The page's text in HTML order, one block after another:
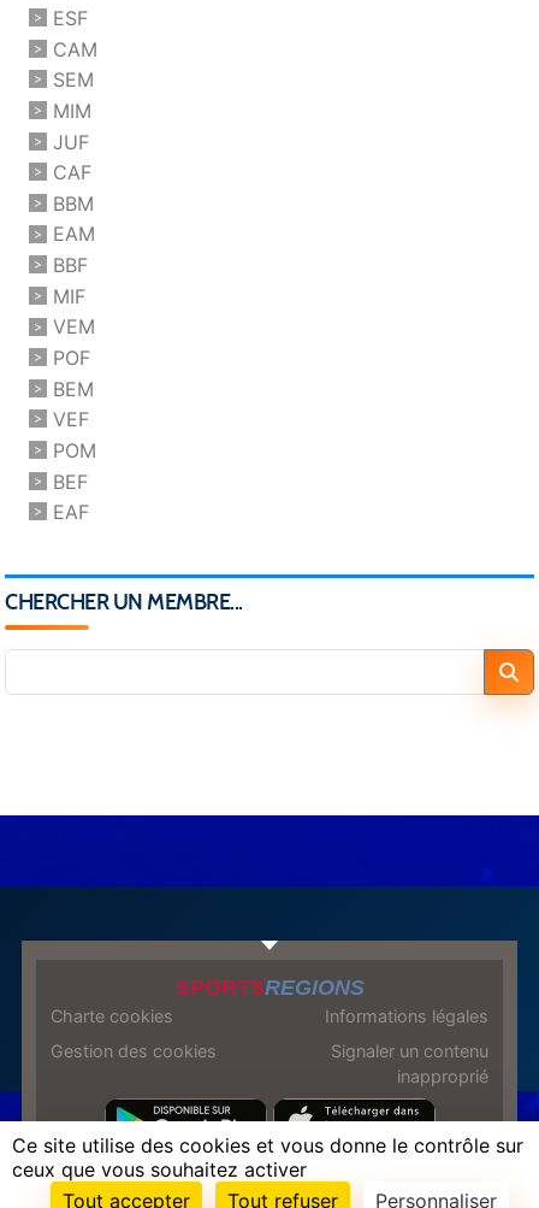
ESF
CAM
SEM
MIM
JUF
CAF
BBM
EAM
BBF
MIF
VEM
POF
BEM
VEF
POM
BEF
EAF
CHERCHER UN MEMBRE...
SPORTSREGIONS
Charte cookies
Gestion des cookies
Informations légales
Signaler un contenu
inapproprié
Envie de participer ? Connexion
Ce site utilise des cookies et vous donne le contrôle sur
ceux que vous souhaitez activer
Tout accepter
Tout refuser Personnaliser